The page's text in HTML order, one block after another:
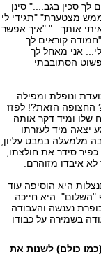
סכין בגב...." סינן
ממש מצטערת" "תגידי לי
אותך..." "איך אפשר
קוראים לך...
אני מאחל לך
הסתובבתי
ונופלת ומפילה
החצופה הזאת?! לפזז
שלו ומיד דקר אותה
יצאה מיד לעזרתו
מלמעלה במבט עליון,
סידר את חולצתו,
איבדו מזוהרם.
היא הוסיפה עוד
היא חייכה
נענשה והעבודה
בשמירה על כבודו
כולם) לשנות את